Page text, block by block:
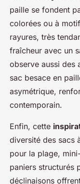
paille se fondent
colorées ou à
rayures, très
fraîcheur avec un
observe aussi des
sac besace en
asymétrique,
contemporain.
Enfin, cette
diversité des sacs
pour la plage,
paniers structurés
déclinaisons